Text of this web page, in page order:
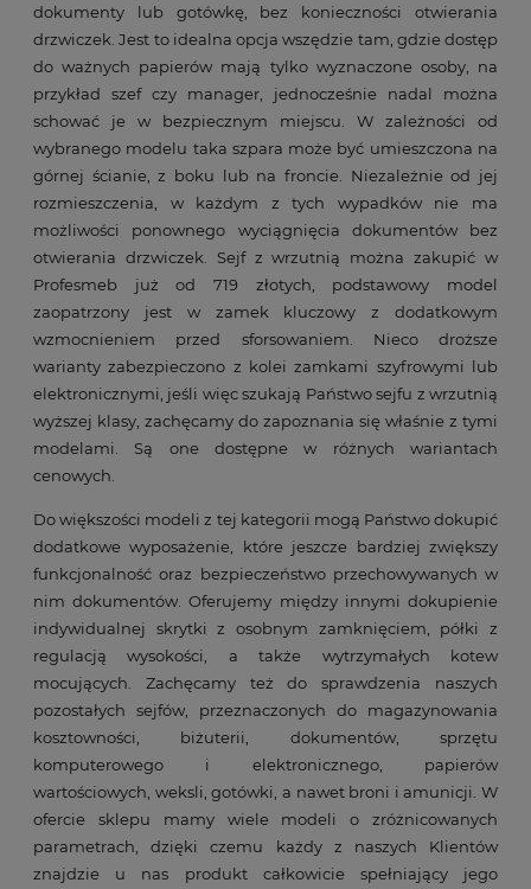
dokumenty lub gotówkę, bez konieczności otwierania
drzwiczek. Jest to idealna opcja wszędzie tam, gdzie dostęp
do ważnych papierów mają tylko wyznaczone osoby, na
przykład szef czy manager, jednocześnie nadal można
schować je w bezpiecznym miejscu. W zależności od
wybranego modelu taka szpara może być umieszczona na
górnej ścianie, z boku lub na froncie. Niezależnie od jej
rozmieszczenia, w każdym z tych wypadków nie ma
możliwości ponownego wyciągnięcia dokumentów bez
otwierania drzwiczek. Sejf z wrzutnią można zakupić w
Profesmeb już od 719 złotych, podstawowy model
zaopatrzony jest w zamek kluczowy z dodatkowym
wzmocnieniem przed sforsowaniem. Nieco droższe
warianty zabezpieczono z kolei zamkami szyfrowymi lub
elektronicznymi, jeśli więc szukają Państwo sejfu z wrzutnią
wyższej klasy, zachęcamy do zapoznania się właśnie z tymi
modelami. Są one dostępne w różnych wariantach
cenowych.
Do większości modeli z tej kategorii mogą Państwo dokupić
dodatkowe wyposażenie, które jeszcze bardziej zwiększy
funkcjonalność oraz bezpieczeństwo przechowywanych w
nim dokumentów. Oferujemy między innymi dokupienie
indywidualnej skrytki z osobnym zamknięciem, półki z
regulacją wysokości, a także wytrzymałych kotew
mocujących. Zachęcamy też do sprawdzenia naszych
pozostałych sejfów, przeznaczonych do magazynowania
kosztowności, biżuterii, dokumentów, sprzętu
komputerowego i elektronicznego, papierów
wartościowych, weksli, gotówki, a nawet broni i amunicji. W
ofercie sklepu mamy wiele modeli o zróżnicowanych
parametrach, dzięki czemu każdy z naszych Klientów
znajdzie u nas produkt całkowicie spełniający jego